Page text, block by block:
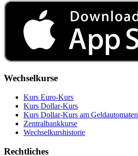
Wechselkurse
Kurs Euro-Kurs
Kurs Dollar-Kurs
Kurs Dollar-Kurs am Geldautomaten
Zentralbankkurse
Wechselkurshistorie
Rechtliches